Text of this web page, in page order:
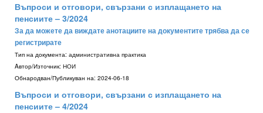
Въпроси и отговори, свързани с изплащането на
пенсиите – 3/2024
За да можете да виждате анотациите на документите трябва да се
регистрирате
Тип на документа: административна практика
Aвтор/Източник: НОИ
Обнародван/Публикуван на: 2024-06-18
Въпроси и отговори, свързани с изплащането на
пенсиите – 4/2024